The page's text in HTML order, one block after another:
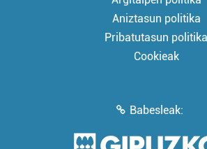
Aniztasun politika
Pribatutasun politika
Cookieak
Babesleak: